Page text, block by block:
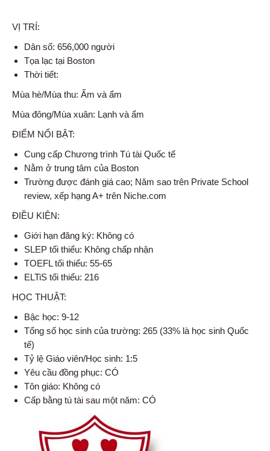
VỊ TRÍ:
Dân số: 656,000 người
Tọa lạc tại Boston
Thời tiết:
Mùa hè/Mùa thu: Ấm và ẩm
Mùa đông/Mùa xuân: Lạnh và ẩm
ĐIỂM NỔI BẬT:
Cung cấp Chương trình Tú tài Quốc tế
Nằm ở trung tâm của Boston
Trường được đánh giá cao; Năm sao trên Private School
review, xếp hạng A+ trên Niche.com
ĐIỀU KIỆN:
Giới hạn đăng ký: Không có
SLEP tối thiểu: Không chấp nhận
TOEFL tối thiểu: 55-65
ELTiS tối thiểu: 216
HỌC THUẬT:
Bậc học: 9-12
Tổng số học sinh của trường: 265 (33% là học sinh Quốc
tế)
Tỷ lệ Giáo viên/Học sinh: 1:5
Yêu cầu đồng phục: CÓ
Tôn giáo: Không có
Cấp bằng tú tài sau một năm: CÓ